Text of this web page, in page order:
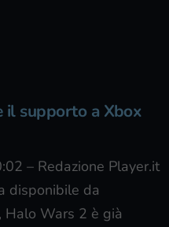
il supporto a Xbox
– Redazione Player.it
disponibile da
, Halo Wars 2 è già